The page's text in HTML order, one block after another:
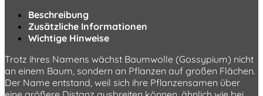
Beschreibung
Zusätzliche Informationen
Wichtige Hinweise
Trotz ihres Namens wächst Baumwolle (Gossypium) nicht
an einem Baum, sondern an Pflanzen auf großen Flächen.
Der Name entstand, weil sich ihre Pflanzensamen über